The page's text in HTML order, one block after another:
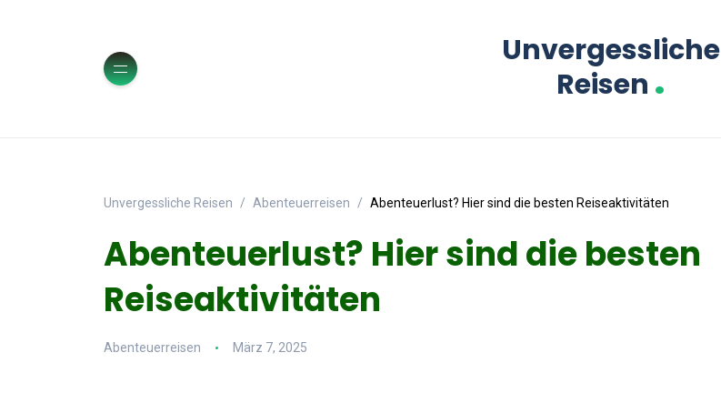
Unvergessliche
Reisen .
Unvergessliche Reisen Abenteuerreisen Abenteuerlust? Hier sind die besten Reiseaktivitäten
Abenteuerlust? Hier sind die besten
Reiseaktivitäten
Abenteuerreisen März 7, 2025